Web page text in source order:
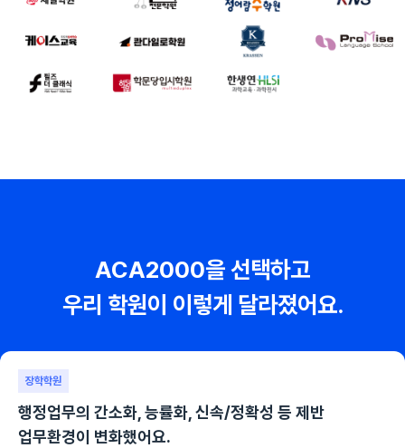
ACA2000을 선택하고
우리 학원이 이렇게 달라졌어요.
장학학원
행정업무의 간소화, 능률화, 신속/정확성 등 제반
업무환경이 변화했어요.